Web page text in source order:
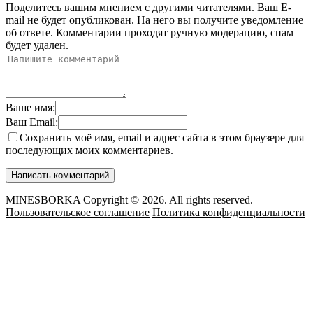
Поделитесь вашим мнением с другими читателями. Ваш E-
mail не будет опубликован. На него вы получите уведомление
об ответе. Комментарии проходят ручную модерацию, спам
будет удален.
Ваше имя:
Ваш Email:
Сохранить моё имя, email и адрес сайта в этом браузере для
последующих моих комментариев.
MINESBORKA Copyright © 2026. All rights reserved.
Пользовательское соглашение Политика конфиденциальности